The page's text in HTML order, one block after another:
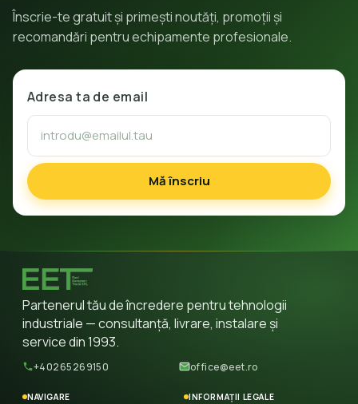
Înscrie-te gratuit și primești noutăți, promoții și
recomandări pentru echipamente profesionale.
Adresa ta de email
Mă înscriu
Partenerul tău de încredere pentru tehnologii
industriale — consultanță, livrare, instalare și
service din 1993.
+40265269150 office@eet.ro
NAVIGARE INFORMAȚII LEGALE